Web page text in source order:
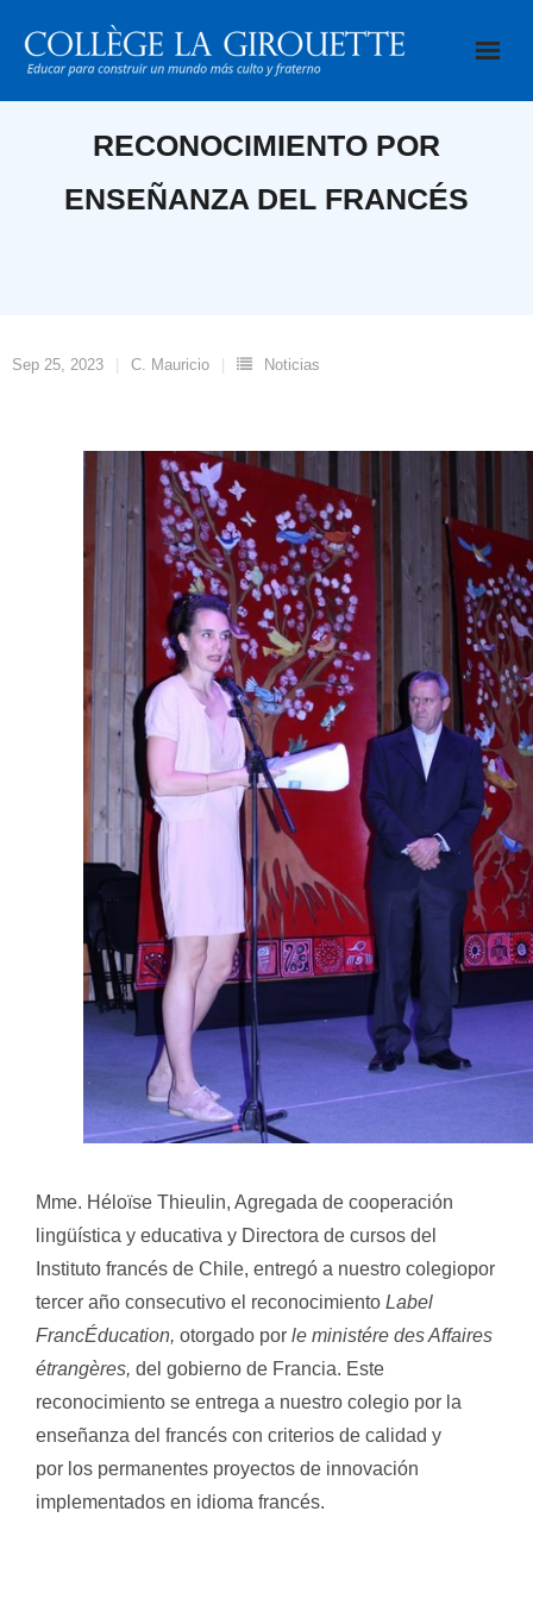
contenido
RECONOCIMIENTO POR
ENSEÑANZA DEL FRANCÉS
Sep 25, 2023 C. Mauricio Noticias
Mme. Héloïse Thieulin, Agregada de cooperación
lingüística y educativa y Directora de cursos del
Instituto francés de Chile, entregó a nuestro colegiopor
tercer año consecutivo el reconocimiento Label
FrancÉducation, otorgado por le ministére des Affaires
étrangères, del gobierno de Francia. Este
reconocimiento se entrega a nuestro colegio por la
enseñanza del francés con criterios de calidad y
por los permanentes proyectos de innovación
implementados en idioma francés.